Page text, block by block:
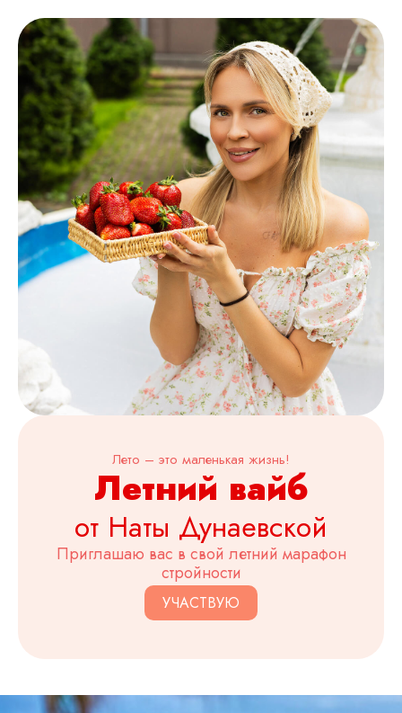
Лето – это маленькая жизнь!
Летний вайб
от Наты Дунаевской
Приглашаю вас в свой летний марафон
стройности
УЧАСТВУЮ